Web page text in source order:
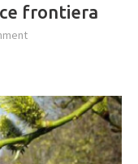
frontiera